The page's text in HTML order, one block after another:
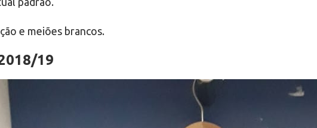
e meiões brancos.
19